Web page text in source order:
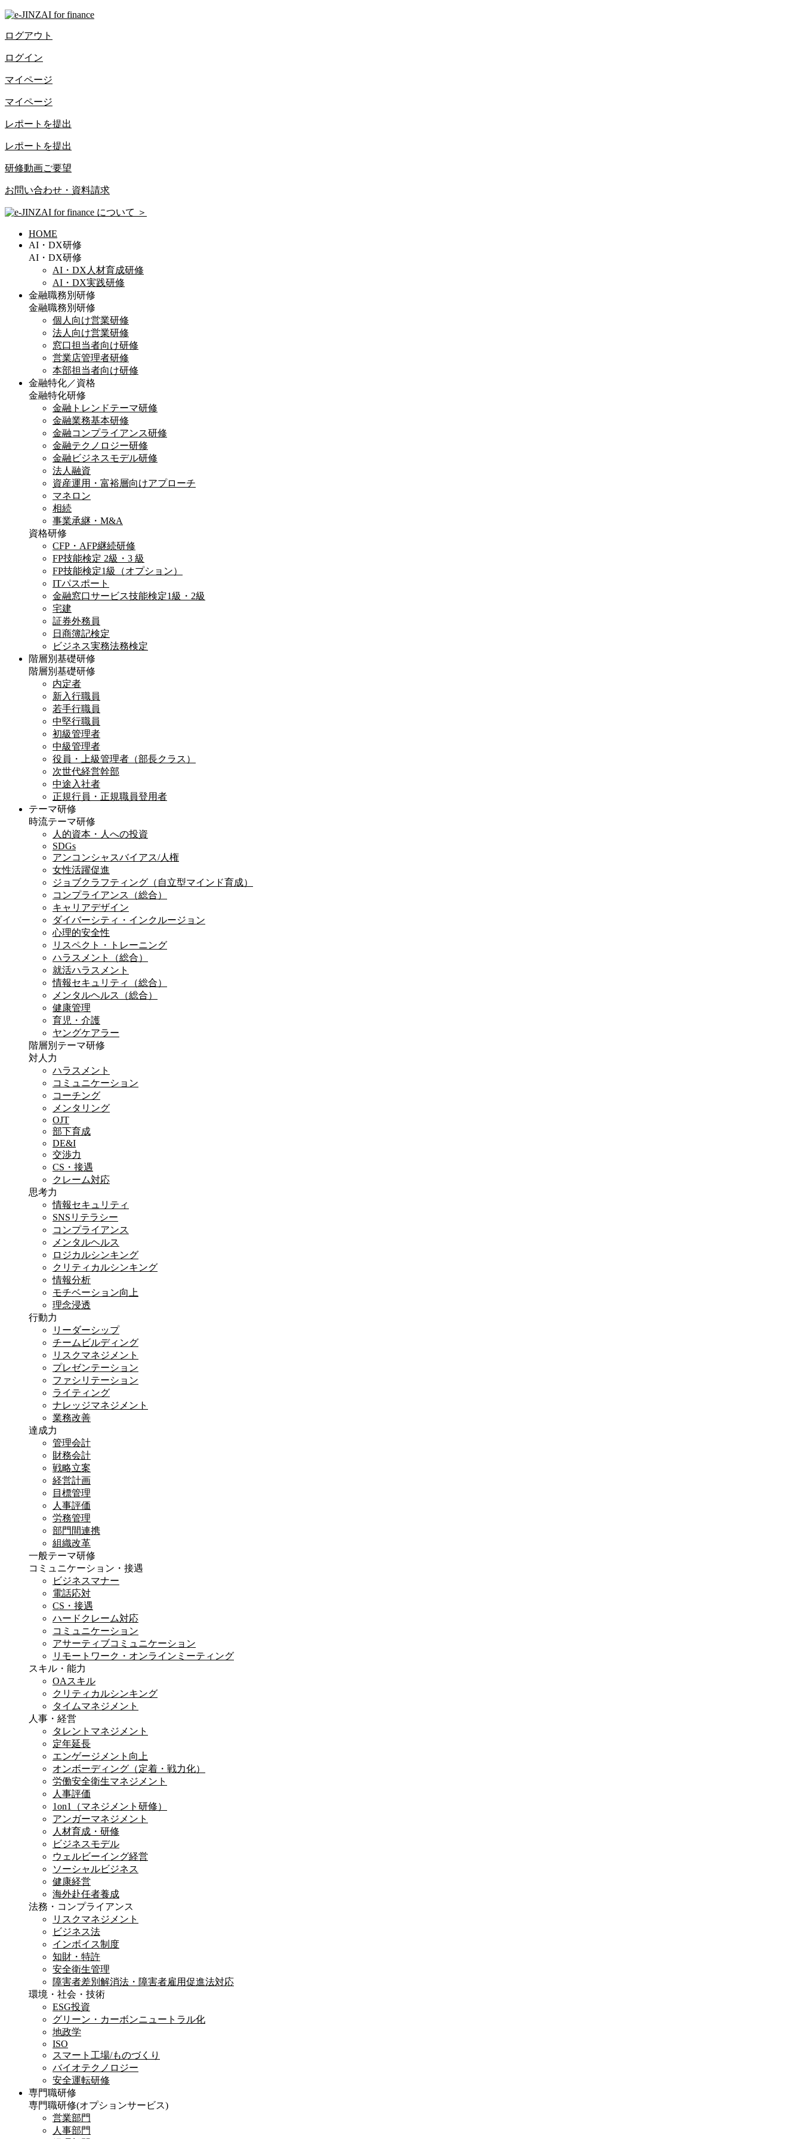
ログアウト
ログイン
マイページ
マイページ
レポートを提出
レポートを提出
研修動画ご要望
お問い合わせ・資料請求
について ＞
HOME
AI・DX研修
AI・DX研修
AI・DX人材育成研修
AI・DX実践研修
金融職務別研修
金融職務別研修
個人向け営業研修
法人向け営業研修
窓口担当者向け研修
営業店管理者研修
本部担当者向け研修
金融特化／資格
金融特化研修
金融トレンドテーマ研修
金融業務基本研修
金融コンプライアンス研修
金融テクノロジー研修
金融ビジネスモデル研修
法人融資
資産運用・富裕層向けアプローチ
マネロン
相続
事業承継・M&A
資格研修
CFP・AFP継続研修
FP技能検定 2級・3 級
FP技能検定1級（オプション）
ITパスポート
金融窓口サービス技能検定1級・2級
宅建
証券外務員
日商簿記検定
ビジネス実務法務検定
階層別基礎研修
階層別基礎研修
内定者
新入行職員
若手行職員
中堅行職員
初級管理者
中級管理者
役員・上級管理者（部長クラス）
次世代経営幹部
中途入社者
正規行員・正規職員登用者
テーマ研修
時流テーマ研修
人的資本・人への投資
SDGs
アンコンシャスバイアス/人権
女性活躍促進
ジョブクラフティング（自立型マインド育成）
コンプライアンス（総合）
キャリアデザイン
ダイバーシティ・インクルージョン
心理的安全性
リスペクト・トレーニング
ハラスメント（総合）
就活ハラスメント
情報セキュリティ（総合）
メンタルヘルス（総合）
健康管理
育児・介護
ヤングケアラー
階層別テーマ研修
対人力
ハラスメント
コミュニケーション
コーチング
メンタリング
OJT
部下育成
DE&I
交渉力
CS・接遇
クレーム対応
思考力
情報セキュリティ
SNSリテラシー
コンプライアンス
メンタルヘルス
ロジカルシンキング
クリティカルシンキング
情報分析
モチベーション向上
理念浸透
行動力
リーダーシップ
チームビルディング
リスクマネジメント
プレゼンテーション
ファシリテーション
ライティング
ナレッジマネジメント
業務改善
達成力
管理会計
財務会計
戦略立案
経営計画
目標管理
人事評価
労務管理
部門間連携
組織改革
一般テーマ研修
コミュニケーション・接遇
ビジネスマナー
電話応対
CS・接遇
ハードクレーム対応
コミュニケーション
アサーティブコミュニケーション
リモートワーク・オンラインミーティング
スキル・能力
OAスキル
クリティカルシンキング
タイムマネジメント
人事・経営
タレントマネジメント
定年延長
エンゲージメント向上
オンボーディング（定着・戦力化）
労働安全衛生マネジメント
人事評価
1on1（マネジメント研修）
アンガーマネジメント
人材育成・研修
ビジネスモデル
ウェルビーイング経営
ソーシャルビジネス
健康経営
海外赴任者養成
法務・コンプライアンス
リスクマネジメント
ビジネス法
インボイス制度
知財・特許
安全衛生管理
障害者差別解消法・障害者雇用促進法対応
環境・社会・技術
ESG投資
グリーン・カーボンニュートラル化
地政学
ISO
スマート工場/ものづくり
バイオテクノロジー
安全運転研修
専門職研修
専門職研修(オプションサービス)
営業部門
人事部門